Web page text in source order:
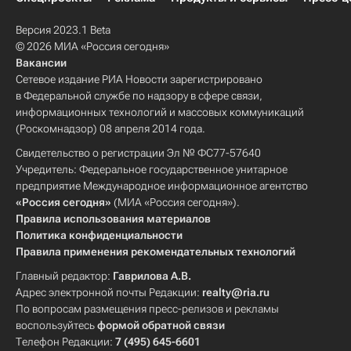
Версия 2023.1 Beta
© 2026 МИА «Россия сегодня»
Вакансии
Сетевое издание РИА Новости зарегистрировано
в Федеральной службе по надзору в сфере связи,
информационных технологий и массовых коммуникаций
(Роскомнадзор) 08 апреля 2014 года.
Свидетельство о регистрации Эл № ФС77-57640
Учредитель: Федеральное государственное унитарное
предприятие Международное информационное агентство
«Россия сегодня» (МИА «Россия сегодня»).
Правила использования материалов
Политика конфиденциальности
Правила применения рекомендательных технологий
Главный редактор: Гаврилова А.В.
Адрес электронной почты Редакции: realty@ria.ru
По вопросам размещения пресс-релизов и рекламы
воспользуйтесьформой обратной связи
Телефон Редакции: 7 (495) 645-6601